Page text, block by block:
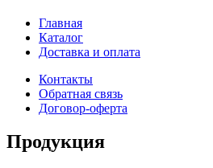
Главная
Каталог
Доставка и оплата
Контакты
Обратная связь
Договор-оферта
Продукция